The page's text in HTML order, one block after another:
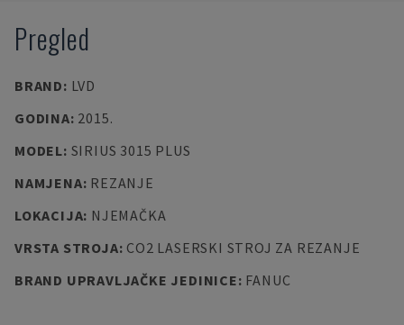
Pregled
BRAND: LVD
GODINA: 2015.
MODEL: SIRIUS 3015 PLUS
NAMJENA: REZANJE
LOKACIJA: NJEMAČKA
VRSTA STROJA: CO2 LASERSKI STROJ ZA REZANJE
BRAND UPRAVLJAČKE JEDINICE: FANUC